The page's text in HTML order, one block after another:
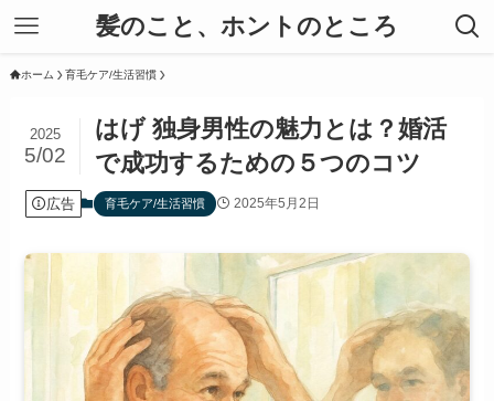
髪のこと、ホントのところ
ホーム 育毛ケア/生活習慣
はげ 独身男性の魅力とは？婚活
で成功するための５つのコツ
2025
5/02
広告 育毛ケア/生活習慣 2025年5月2日